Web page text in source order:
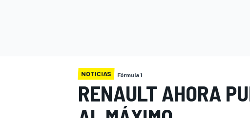
NOTICIAS Fórmula 1
RENAULT AHORA